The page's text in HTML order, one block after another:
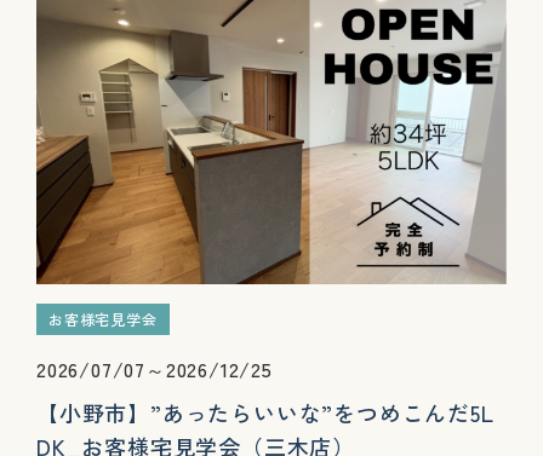
お客様宅見学会
2026/07/07～2026/12/25
【小野市】”あったらいいな”をつめこんだ5L
DK_お客様宅見学会（三木店）